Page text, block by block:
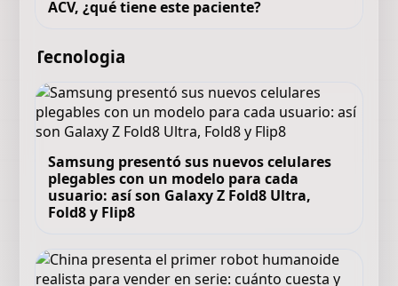
ACV, ¿qué tiene este paciente?
Tecnologia
Samsung presentó sus nuevos celulares
plegables con un modelo para cada
usuario: así son Galaxy Z Fold8 Ultra,
Fold8 y Flip8